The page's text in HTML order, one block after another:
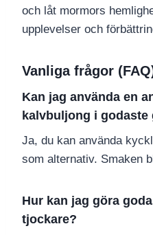
och låt mormors
upplevelser och
Vanliga frågor
Kan jag använda en
kalvbuljong i godaste
Ja, du kan använda
som alternativ. Smaken
Hur kan jag göra
tjockare?